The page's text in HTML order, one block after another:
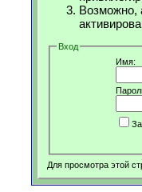
Возможно,
Вход
Имя:
Для просмотра этой